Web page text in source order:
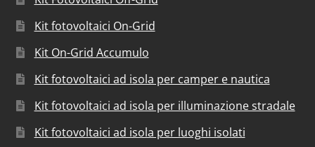
Kit fotovoltaici On-Grid
Kit On-Grid Accumulo
Kit fotovoltaici ad isola per camper e nautica
Kit fotovoltaici ad isola per illuminazione stradale
Kit fotovoltaici ad isola per luoghi isolati